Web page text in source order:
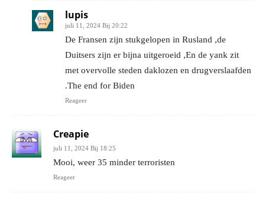
lupis
juli 11, 2024 Bij 20:22
De Fransen zijn stukgelopen in Rusland ,de
Duitsers zijn er bijna uitgeroeid ,En de yank zit
met overvolle steden daklozen en drugverslaafden
.The end for Biden
Reageer
Creapie
juli 11, 2024 Bij 18:25
Mooi, weer 35 minder terroristen
Reageer